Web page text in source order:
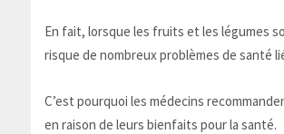
En fait, lorsque les fruits et les légumes
risque de nombreux problèmes de santé
C’est pourquoi les médecins
en raison de leurs bienfaits pour la santé.